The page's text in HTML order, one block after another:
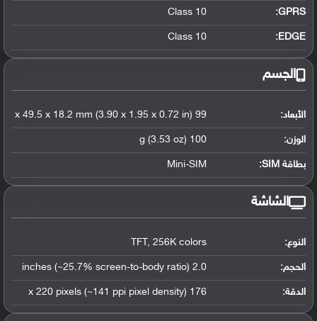
GPRS:
Class 10
EDGE:
Class 10
الجسم
الأبعاد: 99 x 49.5 x 18.2 mm (3.90 x 1.95 x 0.72 in)
الوزن: 100 g (3.53 oz)
بطاقة SIM: Mini-SIM
الشاشة
النوع: TFT, 256K colors
الحجم: 2.0 inches (~25.7% screen-to-body ratio)
الدقة: 176 x 220 pixels (~141 ppi pixel density)